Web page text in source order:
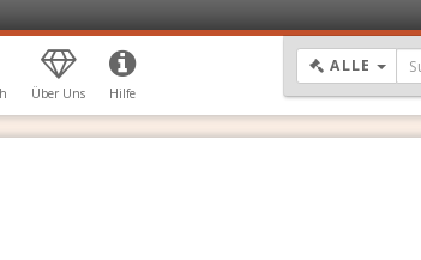
Über Uns Hilfe
ALLE